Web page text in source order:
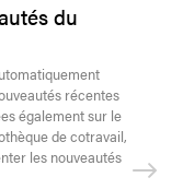
du
récentes
également sur le
de cotravail,
les nouveautés